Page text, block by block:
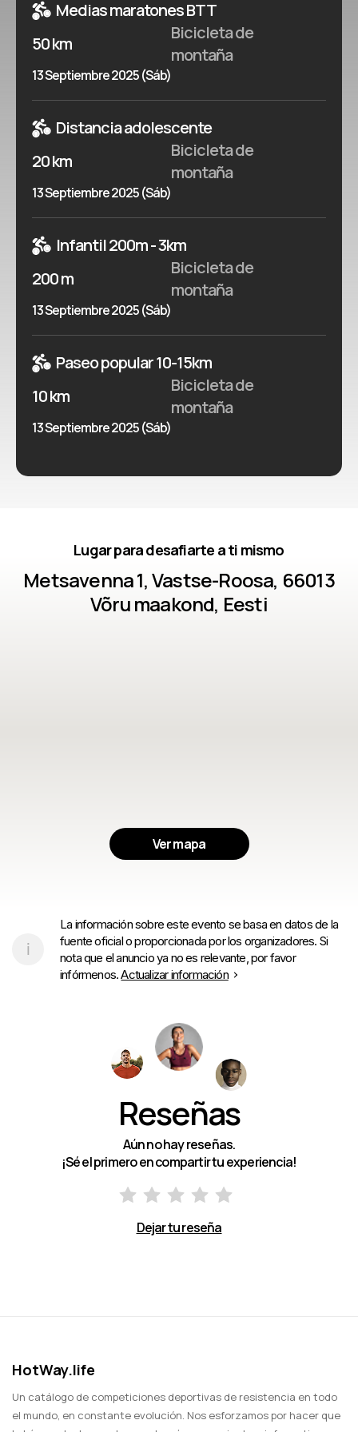
Medias maratones BTT
50 km
Bicicleta de
montaña
13 Septiembre 2025 (Sáb)
Distancia adolescente
20 km
Bicicleta de
montaña
13 Septiembre 2025 (Sáb)
Infantil 200m - 3km
200 m
Bicicleta de
montaña
13 Septiembre 2025 (Sáb)
Paseo popular 10-15km
10 km
Bicicleta de
montaña
13 Septiembre 2025 (Sáb)
Lugar para desafiarte a ti mismo
Metsavenna 1, Vastse-Roosa, 66013
Võru maakond, Eesti
Ver mapa
La información sobre este evento se basa en datos de la
fuente oficial o proporcionada por los organizadores. Si
nota que el anuncio ya no es relevante, por favor
infórmenos.Actualizar información
Reseñas
Aún no hay reseñas.
¡Sé el primero en compartir tu experiencia!
Dejar tu reseña
HotWay.life
Un catálogo de competiciones deportivas de resistencia en todo
el mundo, en constante evolución. Nos esforzamos por hacer que